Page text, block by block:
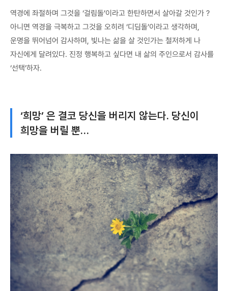
역경에 좌절하며 그것을 ‘걸림돌’이라고 한탄하면서 살아갈 것인가 ?
아니면 역경을 극복하고 그것을 오히려 ‘디딤돌’이라고 생각하며,
운명을 뛰어넘어 감사하며, 빛나는 삶을 살 것인가는 철저하게 나
자신에게 달려있다. 진정 행복하고 싶다면 내 삶의 주인으로서 감사를
‘선택’하자.
‘희망’ 은 결코 당신을 버리지 않는다. 당신이
희망을 버릴 뿐…